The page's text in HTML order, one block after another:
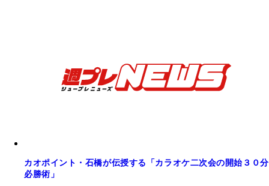
カオポイント・石橋が伝授する「カラオケ二次会の開始３０分
必勝術」